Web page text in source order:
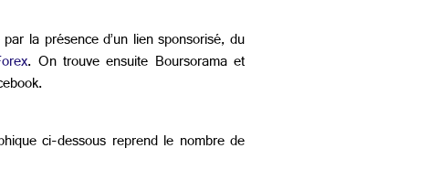
la présence d’un lien sponsorisé, du
. On trouve ensuite Boursorama et
ci-dessous reprend le nombre de